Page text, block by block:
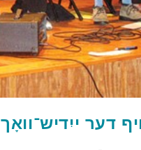
דער ייִדיש־וואָך